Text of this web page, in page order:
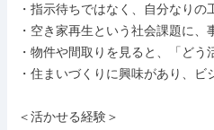
・指示待ちではなく、自分なりの
・空き家再生という社会課題に
・物件や間取りを見ると、「どう
・住まいづくりに興味があり、
＜活かせる経験＞